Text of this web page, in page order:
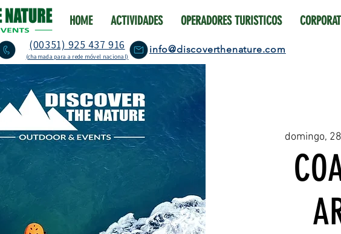
HOME ACTIVIDADES OPERADORES TURISTICOS
(00351) 925 437 916
(chamada para a rede móvel nacional)
info@discoverthenature.com
domingo,